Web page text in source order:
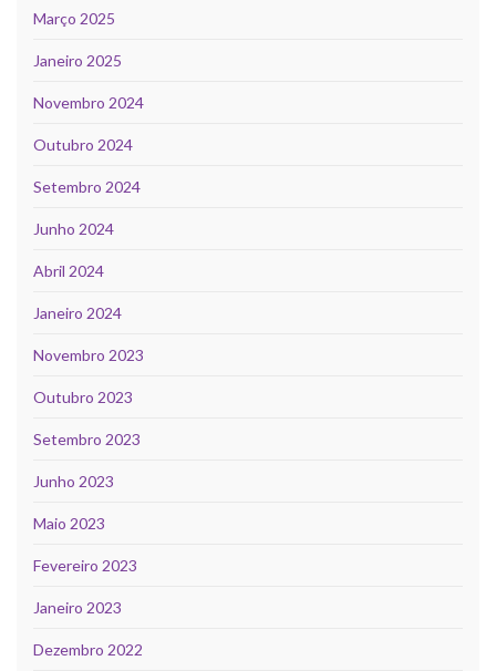
Março 2025
Janeiro 2025
Novembro 2024
Outubro 2024
Setembro 2024
Junho 2024
Abril 2024
Janeiro 2024
Novembro 2023
Outubro 2023
Setembro 2023
Junho 2023
Maio 2023
Fevereiro 2023
Janeiro 2023
Dezembro 2022